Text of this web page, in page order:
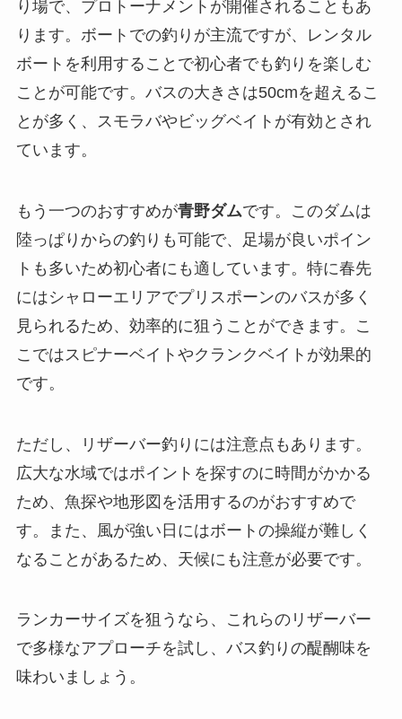
り場で、プロトーナメントが開催されることもあ
ります。ボートでの釣りが主流ですが、レンタル
ボートを利用することで初心者でも釣りを楽しむ
ことが可能です。バスの大きさは50cmを超えるこ
とが多く、スモラバやビッグベイトが有効とされ
ています。
もう一つのおすすめが青野ダムです。このダムは
陸っぱりからの釣りも可能で、足場が良いポイン
トも多いため初心者にも適しています。特に春先
にはシャローエリアでプリスポーンのバスが多く
見られるため、効率的に狙うことができます。こ
こではスピナーベイトやクランクベイトが効果的
です。
ただし、リザーバー釣りには注意点もあります。
広大な水域ではポイントを探すのに時間がかかる
ため、魚探や地形図を活用するのがおすすめで
す。また、風が強い日にはボートの操縦が難しく
なることがあるため、天候にも注意が必要です。
ランカーサイズを狙うなら、これらのリザーバー
で多様なアプローチを試し、バス釣りの醍醐味を
味わいましょう。